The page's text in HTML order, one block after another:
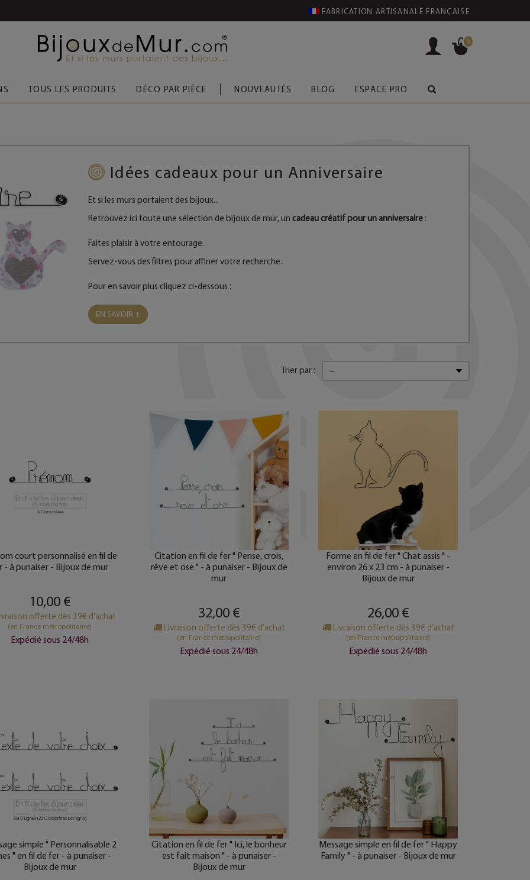
FABRICATION ARTISANALE FRANÇAISE
0
TOUS LES PRODUITS DÉCO PAR PIÈCE NOUVEAUTÉS BLOG ESPACE PRO
Idées cadeaux pour un Anniversaire
Et si les murs portaient des bijoux...
Retrouvez ici toute une sélection de bijoux de mur, uncadeau créatif pour un anniversaire :
Faites plaisir à votre entourage.
Servez-vous des filtres pour affiner votre recherche.
Pour en savoir plus cliquez ci-dessous :
EN SAVOIR +
Trier par :
court personnalisé en fil de
- à punaiser - Bijoux de mur
10,00 €
offerte dès 39€ d’achat
(en France métropolitaine)
Expédié sous 24/48h
Citation en fil de fer " Pense, crois,
rêve et ose " - à punaiser - Bijoux de
mur
32,00 €
Livraison offerte dès 39€ d’achat
(en France métropolitaine)
Expédié sous 24/48h
Forme en fil de fer " Chat assis " -
environ 26 x 23 cm - à punaiser -
Bijoux de mur
26,00 €
Livraison offerte dès 39€ d’achat
(en France métropolitaine)
Expédié sous 24/48h
simple " Personnalisable 2
" en fil de fer - à punaiser -
Bijoux de mur
Citation en fil de fer " Ici, le bonheur
est fait maison " - à punaiser -
Bijoux de mur
Message simple en fil de fer " Happy
Family " - à punaiser - Bijoux de mur